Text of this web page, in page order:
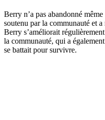
Berry n’a pas abandonné
soutenu par la communauté et
Berry s’améliorait
la communauté, qui a
se battait pour survivre.